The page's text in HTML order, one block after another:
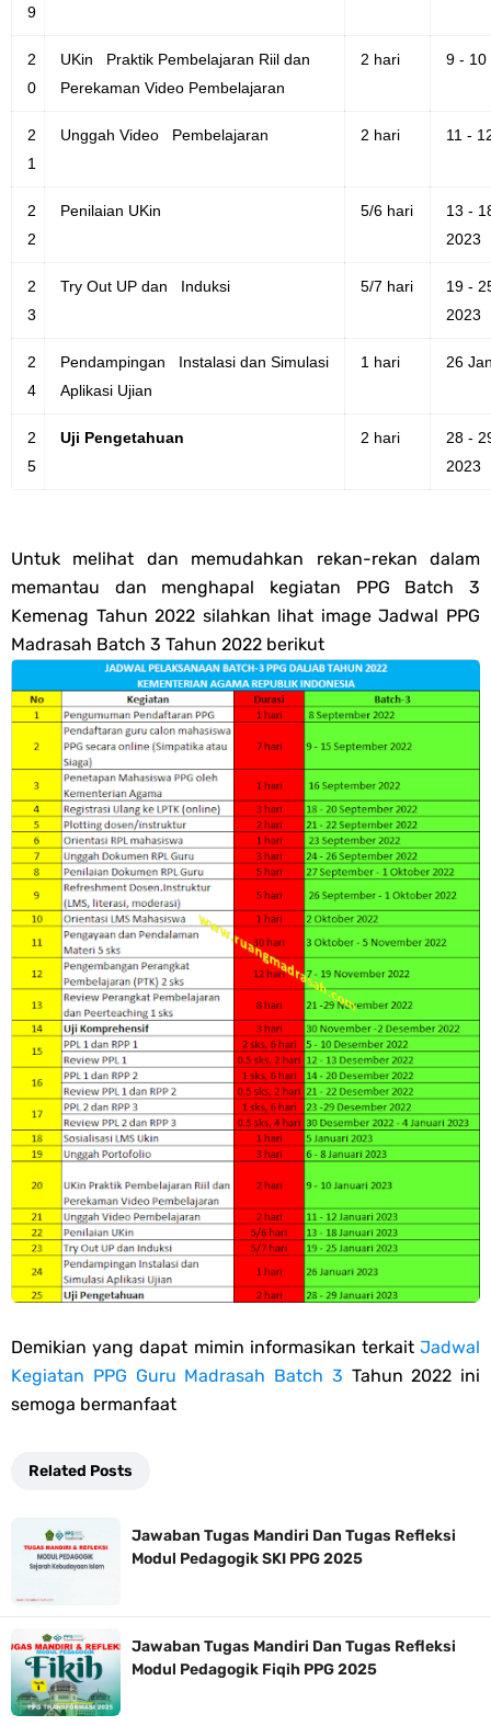
9
2
0
UKin Praktik Pembelajaran Riil dan
Perekaman Video Pembelajaran
2 hari 9 - 10
2
1
Unggah Video Pembelajaran 2 hari 11 -
2
2
Penilaian UKin 5/6 hari
13 -
2023
2
3
Try Out UP dan Induksi 5/7 hari
19 -
2023
2
4
Pendampingan Instalasi dan Simulasi
Aplikasi Ujian
1 hari 26
2
5
Uji Pengetahuan 2 hari
28 -
2023
Untuk melihat dan memudahkan rekan-rekan dalam
memantau dan menghapal kegiatan PPG Batch 3
Kemenag Tahun 2022 silahkan lihat image Jadwal PPG
Madrasah Batch 3 Tahun 2022 berikut
Demikian yang dapat mimin informasikan terkait Jadwal
Kegiatan PPG Guru Madrasah Batch 3 Tahun 2022 ini
semoga bermanfaat
Related Posts
Jawaban Tugas Mandiri Dan Tugas Refleksi
Modul Pedagogik SKI PPG 2025
Jawaban Tugas Mandiri Dan Tugas Refleksi
Modul Pedagogik Fiqih PPG 2025